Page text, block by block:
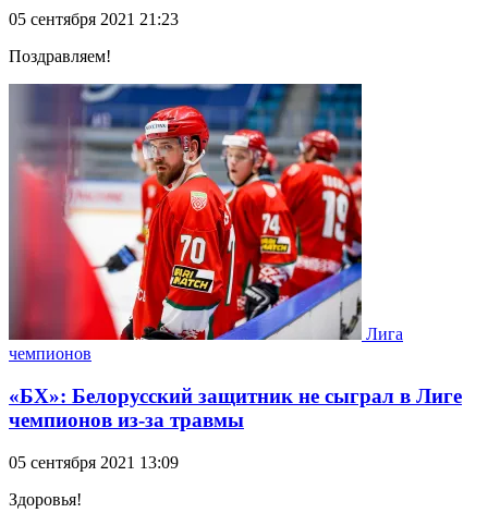
05 сентября 2021 21:23
Поздравляем!
Лига
чемпионов
«БХ»: Белорусский защитник не сыграл в Лиге
чемпионов из-за травмы
05 сентября 2021 13:09
Здоровья!